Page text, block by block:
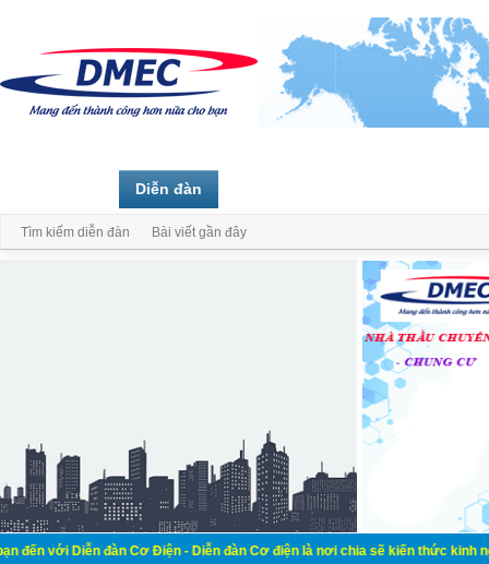
đàn Cơ Điện - Diễn đàn Cơ điện là nơi chia sẽ kiến thức kinh nghiệm
Diễn đàn
Tìm kiếm diễn đàn Bài viết gần đây